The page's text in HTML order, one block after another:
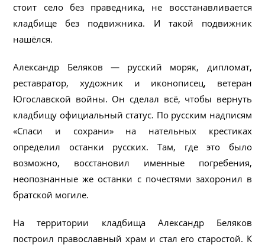
стоит село без праведника, не восстанавливается
кладбище без подвижника. И такой подвижник
нашёлся.
Александр Беляков — русский моряк, дипломат,
реставратор, художник и иконописец, ветеран
Югославской войны. Он сделал всё, чтобы вернуть
кладбищу официальный статус. По русским надписям
«Спаси и сохрани» на нательных крестиках
определил останки русских. Там, где это было
возможно, восстановил именные погребения,
неопознанные же останки с почестями захоронил в
братской могиле.
На территории кладбища Александр Беляков
построил православный храм и стал его старостой. К